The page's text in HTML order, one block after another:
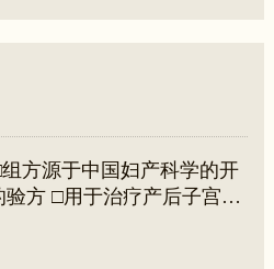
方 □用于治疗产后子宫复